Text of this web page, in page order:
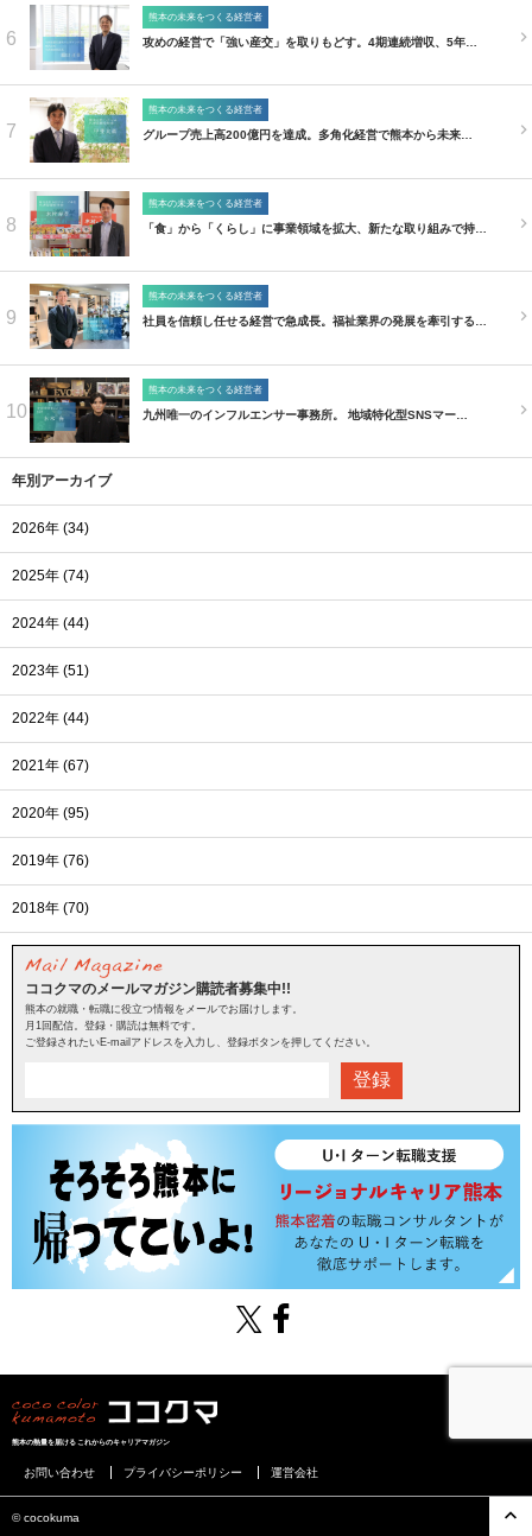
6
熊本の未来をつくる経営者
攻めの経営で「強い産交」を取りもどす。4期連続増収、5年…
7
熊本の未来をつくる経営者
グループ売上高200億円を達成。多角化経営で熊本から未来…
8
熊本の未来をつくる経営者
「食」から「くらし」に事業領域を拡大、新たな取り組みで持…
9
熊本の未来をつくる経営者
社員を信頼し任せる経営で急成長。福祉業界の発展を牽引する…
10
熊本の未来をつくる経営者
九州唯一のインフルエンサー事務所。 地域特化型SNSマー…
年別アーカイブ
2026年 (34)
2025年 (74)
2024年 (44)
2023年 (51)
2022年 (44)
2021年 (67)
2020年 (95)
2019年 (76)
2018年 (70)
ココクマのメールマガジン購読者募集中!!
熊本の就職・転職に役立つ情報をメールでお届けします。
月1回配信。登録・購読は無料です。
ご登録されたいE-mailアドレスを入力し、登録ボタンを押してください。
登録
熊本の熱量を届けるこれからのキャリアマガジン
お問い合わせ プライバシーポリシー 運営会社
©︎ cocokuma